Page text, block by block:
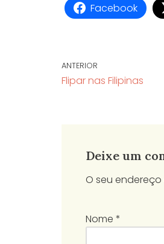
Facebook
ANTERIOR
Flipar nas Filipinas
Deixe um
O seu
Nome *